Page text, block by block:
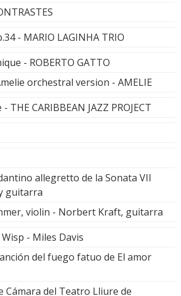
- MARIO LAGINHA TRIO
- ROBERTO GATTO
orchestral version - AMELIE
THE CARIBBEAN JAZZ PROJECT
allegretto de la Sonata VII
guitarra
violin - Norbert Kraft, guitarra
- Miles Davis
del fuego fatuo de El amor
Cámara del Teatro Lliure de